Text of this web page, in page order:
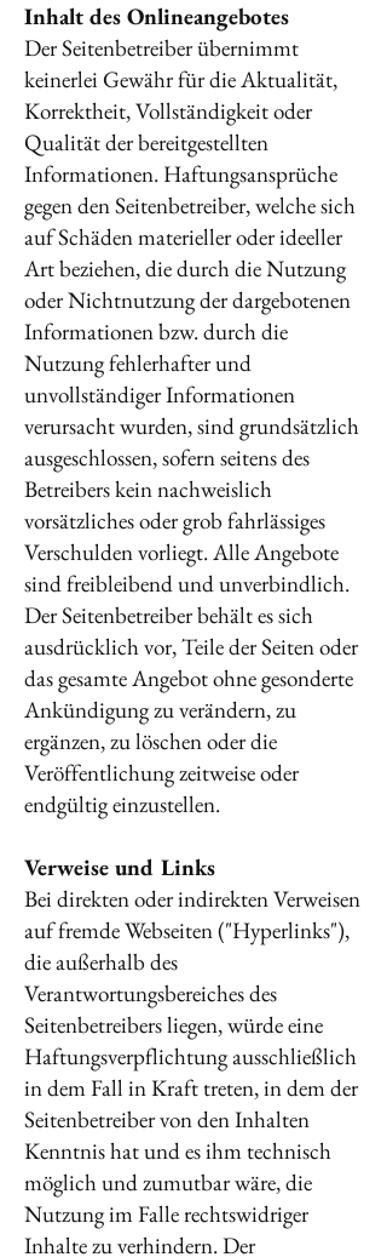
Inhalt des Onlineangebotes
Der Seitenbetreiber übernimmt
keinerlei Gewähr für die Aktualität,
Korrektheit, Vollständigkeit oder
Qualität der bereitgestellten
Informationen. Haftungsansprüche
gegen den Seitenbetreiber, welche sich
auf Schäden materieller oder ideeller
Art beziehen, die durch die Nutzung
oder Nichtnutzung der dargebotenen
Informationen bzw. durch die
Nutzung fehlerhafter und
unvollständiger Informationen
verursacht wurden, sind grundsätzlich
ausgeschlossen, sofern seitens des
Betreibers kein nachweislich
vorsätzliches oder grob fahrlässiges
Verschulden vorliegt. Alle Angebote
sind freibleibend und unverbindlich.
Der Seitenbetreiber behält es sich
ausdrücklich vor, Teile der Seiten oder
das gesamte Angebot ohne gesonderte
Ankündigung zu verändern, zu
ergänzen, zu löschen oder die
Veröffentlichung zeitweise oder
endgültig einzustellen.
Verweise und Links
Bei direkten oder indirekten Verweisen
auf fremde Webseiten ("Hyperlinks"),
die außerhalb des
Verantwortungsbereiches des
Seitenbetreibers liegen, würde eine
Haftungsverpflichtung ausschließlich
in dem Fall in Kraft treten, in dem der
Seitenbetreiber von den Inhalten
Kenntnis hat und es ihm technisch
möglich und zumutbar wäre, die
Nutzung im Falle rechtswidriger
Inhalte zu verhindern. Der